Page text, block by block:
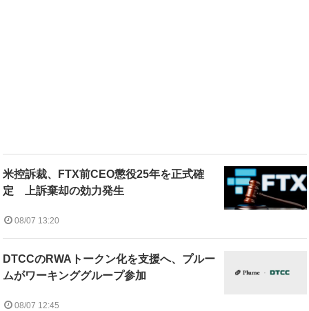
米控訴裁、FTX前CEO懲役25年を正式確
定 上訴棄却の効力発生
08/07 13:20
DTCCのRWAトークン化を支援へ、プルー
ムがワーキンググループ参加
08/07 12:45